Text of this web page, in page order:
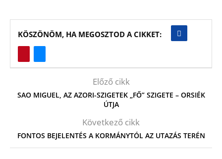
KÖSZÖNÖM, HA MEGOSZTOD A CIKKET:
Előző cikk
SAO MIGUEL, AZ AZORI-SZIGETEK „FŐ” SZIGETE – ORSIÉK
ÚTJA
Következő cikk
FONTOS BEJELENTÉS A KORMÁNYTÓL AZ UTAZÁS TERÉN